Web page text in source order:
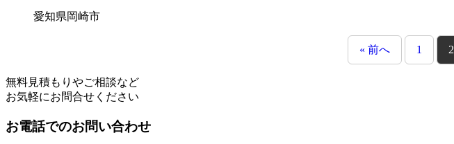
愛知県岡崎市
« 前へ 1 2
無料見積もりやご相談など
お気軽にお問合せください
お電話でのお問い合わせ